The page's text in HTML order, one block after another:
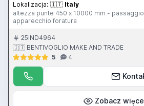
Lokalizacja: 🇮🇹 Italy
altezza punte 450 x 10000 mm -
apparecchio foratura
25IND4964
🇮🇹 BENTIVOGLIO MAKE AND TRADE
5
4
Zobacz